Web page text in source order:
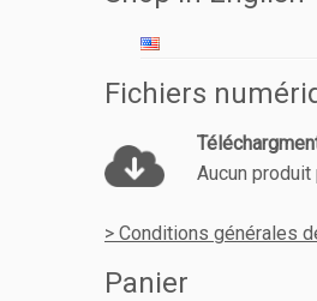
Fichiers
Aucun
> Conditions générales
Panier